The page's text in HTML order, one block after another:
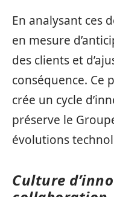
En analysant ces
en mesure
des clients et
conséquence. Ce
crée un cycle
préserve le
évolutions
Culture